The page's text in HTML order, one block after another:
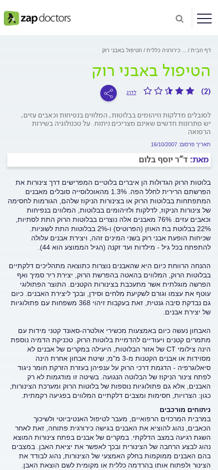
דף הבית כירורגיה כללית הטיפול באבני רוק
הטיפול באבני רוק
(2) לדרג
לסובלים מדלקות וזיהומים בבלוטות, המלווים בנפיחות וכאבים עזים,
יש פתרונות חדשים שאינם מצריכים ניתוח. על טכנולוגיה בשירות
הרפואה
תאריך פרסום: 16/10/2007
מאת: ד"ר יוסף בלום
בלוטות הרוק הגדולות הן איברים בלוטיים המפרישים דרך צינורות את
הפרשתם הרירית לחלל הפה. 1.3% מהאוכלוסייה סובלים מאבנים
המתפתחות בבלוטות הרוק או בצינורות הניקוז שלהם, הגורמות לחסימה
של צינורות הניקוז, לדלקות ולזיהומים בבלוטות, המלווים בנפיחות
וכאבים עזים. 76% מאבנים אלה נוצרים בבלוטות הרוק התת לסתיות,
22% בבלוטת בת האוזן (הפרוטיס) ו-2% בבלוטות התת לשוניות.
שכיחות הופעת אבני רוק בשני המינים זהה, ויצירת אבנים עלולה
להתפתח בכל גיל - מילדות ועד זקנה (הגיל הממוצע הוא 44).
ההנחה הרווחת כיום היא שהאבנים נוצרות כתוצאה מתהליכים דלקתיים
בבלוטות הרוק, המלווים בהאטה בהפרשת הרוק, יצירת ריר סמיך ואף
הפרשה מוגלתית אשר מתעכבת בצינורות הקטנים. התוצר הפתולוגי
עוטף את עצמו וגורם לשקיעת מלחים וסידן, ובכך ליצירת האבנים. כיום
גם נבדקת סיבה גנטית, זאת בעקבות זיהוי 368 משפחות עם פתולוגיות
של יצירת אבנים.
האבחון נעשה כיום באמצעות מכשירי אולטרה-סאונד קטני מידות עם
מתמרים קטנים ויעודיים להדמיית בלוטות הרוק. טכניקת הדמיה נוספת
הינה צילומי CT של אזור הבלוטות, היעילה במקרים של אבנים לא
מסוידות או אבנים הקטנות מ-3 מ"מ; שיטת אבחון אחרת הינה
סיאלוגרפיה - הדגמת דרכי הרוק על ענפיהן בעזרת הזרקת חומר ניגוד
לפתח צינור הניקוז של הבלוטה הנגועה. בשיטה זו מודגמות לא רק
האבנים, אלא גם פתולוגיות נוספות של בלוטות הרוק ומערכת הצינורות,
כגון: הצרויות, חסימות ומצבים דלקתיים המלווים בפגיעה רקמתית.
ניתוחים מורכבים
במרבית המרכזים הרפואיים, מעבר לטיפול האנטיביוטי ולשיכוך
הכאבים, נהוג להוציא את האבנים בגישה כירורגית פתוחה, זאת לאחר
השגת רגיעה במצב הדלקתי. במקרים של אבנים בפתח צינורות המוצא
נהוג לבצע הרחבה של הצינורית ובכך לאפשר את יציאת האבן. במצבים
בהם האבנים ממוקמות בחלק האמצעי של הצינורות, נהוג לבודד את
הצינור ולפתוח אותו בהרדמה כללית או מקומית לשם הוצאת האבן.